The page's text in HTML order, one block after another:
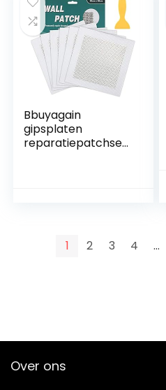
Bbuyagain
gipsplaten
reparatiepatchset,
1 2 3 4 …
Over ons